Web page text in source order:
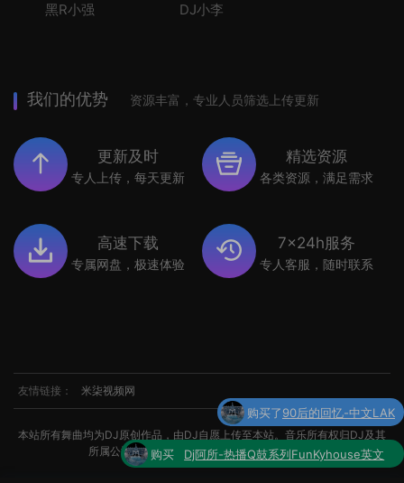
黑R小强 DJ小李
我们的优势 资源丰富，专业人员筛选上传更新
更新及时
专人上传，每天更新
精选资源
各类资源，满足需求
高速下载
专属网盘，极速体验
7x24h服务
专人客服，随时联系
友情链接： 米柒视频网
本站所有舞曲均为DJ原创作品，由DJ自愿上传至本站。音乐所有权归DJ及其
所属公司所有。如涉及侵权，请联系我们处理。
购买
了
Dj阿所-热播Q鼓系列FunKyhouse英文
串烧
购买了世界杯专辑小串